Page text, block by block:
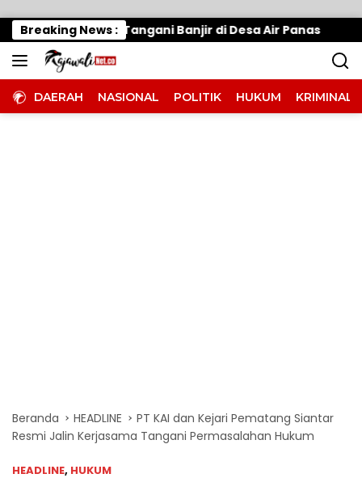
Breaking News :
Cepat, Tangani Banjir di Desa Air Panas
DAERAH NASIONAL POLITIK HUKUM KRIMINAL
Beranda HEADLINE
PT KAI dan Kejari Pematang Siantar
Resmi Jalin Kerjasama Tangani Permasalahan Hukum
HEADLINE, HUKUM